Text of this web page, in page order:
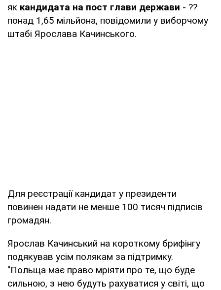
як кандидата на пост глави держави - ??
понад 1,65 мільйона, повідомили у виборчому
штабі Ярослава Качинського.
Для реєстрації кандидат у президенти
повинен надати не менше 100 тисяч підписів
громадян.
Ярослав Качинський на короткому брифінгу
подякував усім полякам за підтримку.
"Польща має право мріяти про те, що буде
сильною, з нею будуть рахуватися у світі, що